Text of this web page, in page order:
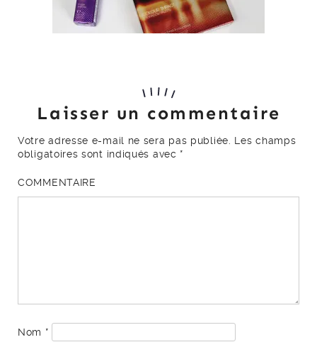
Laisser un commentaire
Votre adresse e-mail ne sera pas publiée.
Les champs
obligatoires sont indiqués avec *
COMMENTAIRE
Nom *